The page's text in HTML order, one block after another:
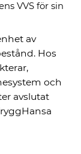
VVS för sin
av
Hos
och
avslutat